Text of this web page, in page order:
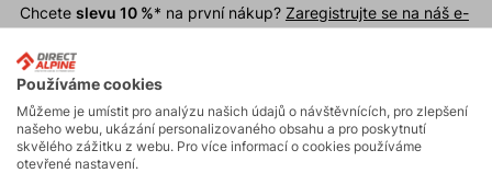
Chcete slevu 10 %* na první nákup? Zaregistrujte se na náš e-
Slevu nelze uplatnit
* Sleva je podmíněna schválením odběru novinek při registraci.
Funkční čepiceSWIFT . Materiál zajišťuje velmi dobré
Používáme cookies
Můžeme je umístit pro analýzu našich údajů o návštěvnících, pro zlepšení
našeho webu, ukázání personalizovaného obsahu a pro poskytnutí
skvělého zážitku z webu. Pro více informací o cookies používáme
otevřené nastavení.